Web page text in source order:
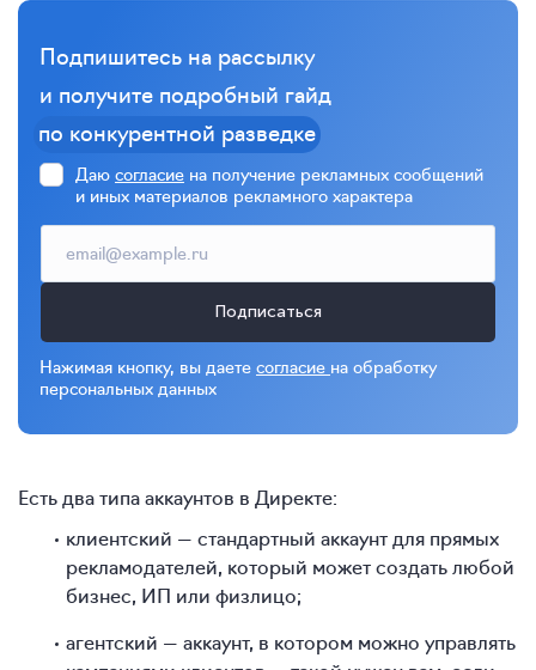
Подпишитесь на рассылку
и получите подробный гайд
по конкурентной разведке
Даю согласие на получение рекламных сообщений
и иных материалов рекламного характера
Подписаться
Нажимая кнопку, вы даете согласие на обработку
персональных данных
Есть два типа аккаунтов в Директе:
клиентский — стандартный аккаунт для прямых
рекламодателей, который может создать любой
бизнес, ИП или физлицо;
агентский — аккаунт, в котором можно управлять